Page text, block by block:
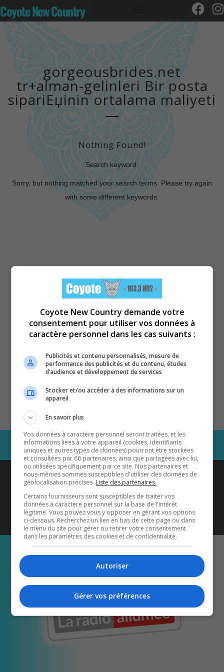
Coyote New Country
gorgeousbrides.net
tr+alman-gelinleri Bir posta
sipariЕџinin ortalama maliyeti
Nothing Found!
Search keyword:
Sorry, but nothing matched your search terms. Please try again
with some different keywords.
Coyote New Countryest diffusé
également sur1033 HD2
Écoutez-nous aussi sur…
Coyote New Country demande votre
consentement pour utiliser vos données à
caractère personnel dans les cas suivants :
Publicités et contenu personnalisés, mesure de
performance des publicités et du contenu, études
d’audience et développement de services
Stocker et/ou accéder à des informations sur un
appareil
En savoir plus
Vos données à caractère personnel seront traitées, et les
informations liées à votre appareil (cookies, identifiants
uniques et autres types de données) pourront être stockées
et consultées par 66 partenaires, ainsi que partagées avec lui,
ou utilisées spécifiquement par ce site. Nos partenaires et
nous-mêmes sommes susceptibles d'utiliser des données de
géolocalisation précises. Liste des partenaires.
Certains fournisseurs sont susceptibles de traiter vos
données à caractère personnel sur la base de l'intérêt
légitime. Vous pouvez vous y opposer en gérant vos options
ci-dessous. Recherchez un lien en bas de cette page ou dans
le menu du site pour gérer ou retirer votre consentement
dans les paramètres des cookies et de confidentialité.
Autoriser
Gérer vos préférences